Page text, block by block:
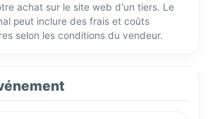
achat sur le site web d'un tiers. Le
peut inclure des frais et coûts
selon les conditions du vendeur.